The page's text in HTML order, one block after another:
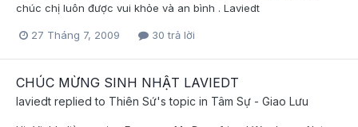
chúc chị luôn được vui khỏe và an bình . Laviedt
27 Tháng 7, 2009 30 trả lời
CHÚC MỪNG SINH NHẬT LAVIEDT
laviedt replied to Thiên Sứ's topic in Tâm Sự - Giao Lưu